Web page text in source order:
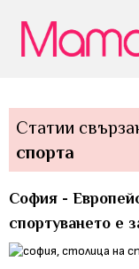
Статии
спорта
София -
спортуването е